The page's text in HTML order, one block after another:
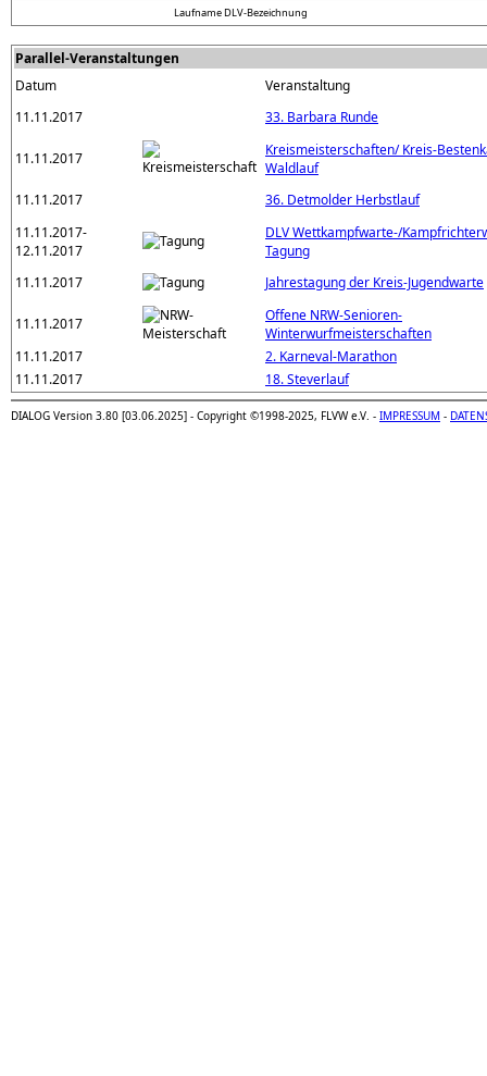
LaufnameDLV-Bezeichnung
Parallel-Veranstaltungen
Datum
Veranstaltung
11.11.2017
33. Barbara Runde
11.11.2017
Kreismeisterschaften/ Kreis-
Waldlauf
11.11.2017
36. Detmolder Herbstlauf
11.11.2017-
12.11.2017
DLV Wettkampfwarte-/
Tagung
11.11.2017
Jahrestagung der Kreis-Jugendwarte
11.11.2017
Offene NRW-Senioren-
Winterwurfmeisterschaften
11.11.2017
2. Karneval-Marathon
11.11.2017
18. Steverlauf
DIALOG Version 3.80 [03.06.2025] - Copyright ©1998-2025, FLVW e.V. - IMPRESSUM -